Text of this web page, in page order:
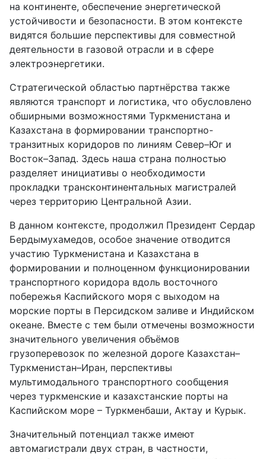
на континенте, обеспечение энергетической
устойчивости и безопасности. В этом контексте
видятся большие перспективы для совместной
деятельности в газовой отрасли и в сфере
электроэнергетики.
Стратегической областью партнёрства также
являются транспорт и логистика, что обусловлено
обширными возможностями Туркменистана и
Казахстана в формировании транспортно-
транзитных коридоров по линиям Север–Юг и
Восток–Запад. Здесь наша страна полностью
разделяет инициативы о необходимости
прокладки трансконтинентальных магистралей
через территорию Центральной Азии.
В данном контексте, продолжил Президент Сердар
Бердымухамедов, особое значение отводится
участию Туркменистана и Казахстана в
формировании и полноценном функционировании
транспортного коридора вдоль восточного
побережья Каспийского моря с выходом на
морские порты в Персидском заливе и Индийском
океане. Вместе с тем были отмечены возможности
значительного увеличения объёмов
грузоперевозок по железной дороге Казахстан–
Туркменистан–Иран, перспективы
мультимодального транспортного сообщения
через туркменские и казахстанские порты на
Каспийском море – Туркменбаши, Актау и Курык.
Значительный потенциал также имеют
автомагистрали двух стран, в частности,